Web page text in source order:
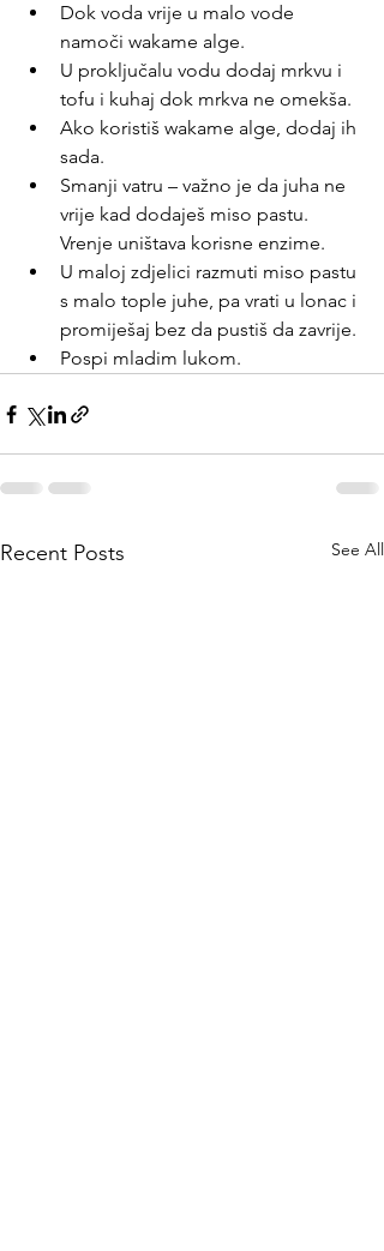
Dok voda vrije u malo vode
namoči wakame alge.
U proključalu vodu dodaj mrkvu i
tofu i kuhaj dok mrkva ne omekša.
Ako koristiš wakame alge, dodaj ih
sada.
Smanji vatru – važno je da juha ne
vrije kad dodaješ miso pastu.
Vrenje uništava korisne enzime.
U maloj zdjelici razmuti miso pastu
s malo tople juhe, pa vrati u lonac i
promiješaj bez da pustiš da zavrije.
Pospi mladim lukom.
Recent Posts See All